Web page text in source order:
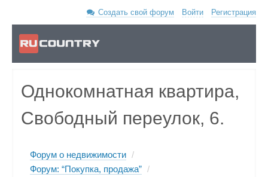
Создать свой форум Войти Регистрация
Однокомнатная квартира,
Свободный переулок, 6.
Форум о недвижимости /
Форум: “Покупка, продажа” /